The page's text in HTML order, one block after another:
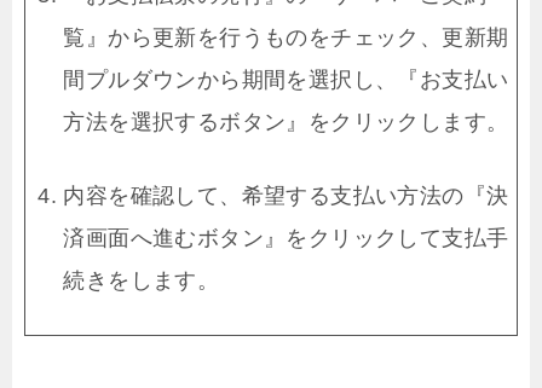
覧』から更新を行うものをチェック、更新期
間プルダウンから期間を選択し、『お支払い
方法を選択するボタン』をクリックします。
内容を確認して、希望する支払い方法の『決
済画面へ進むボタン』をクリックして支払手
続きをします。